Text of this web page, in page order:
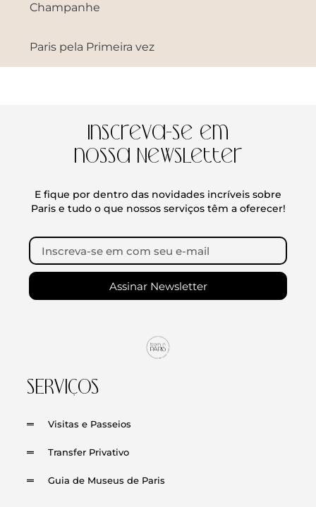
Champanhe
Paris pela Primeira vez
Inscreva-se em
nossa Newsletter
E fique por dentro das novidades incríveis sobre
Paris e tudo o que nossos serviços têm a oferecer!
Assinar Newsletter
SERVIÇOS
Visitas e Passeios
Transfer Privativo
Guia de Museus de Paris